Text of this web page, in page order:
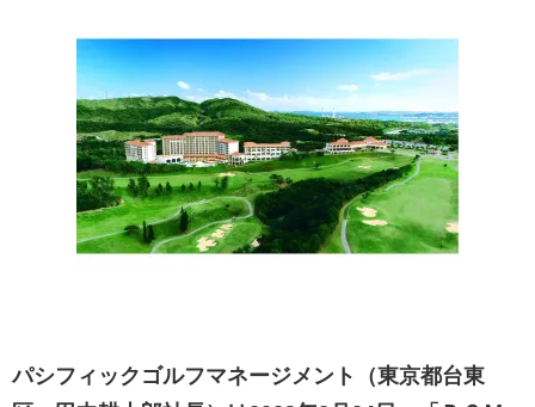
パシフィックゴルフマネージメント（東京都台東